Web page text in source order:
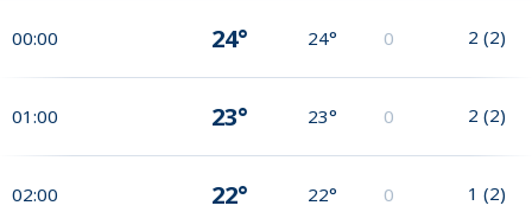
00:00 24° 24° 0 2 (2)
01:00 23° 23° 0 2 (2)
02:00 22° 22° 0 1 (2)